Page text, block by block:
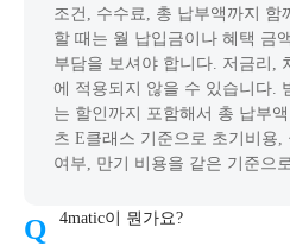
조건, 수수료, 총 납부액까지 함
할 때는 월 납입금이나 혜택 금
부담을 보셔야 합니다. 저금리,
에 적용되지 않을 수 있습니다.
는 할인까지 포함해서 총 납부
츠 E클래스 기준으로 초기비용,
여부, 만기 비용을 같은 기준으
4matic이 뭔가요?